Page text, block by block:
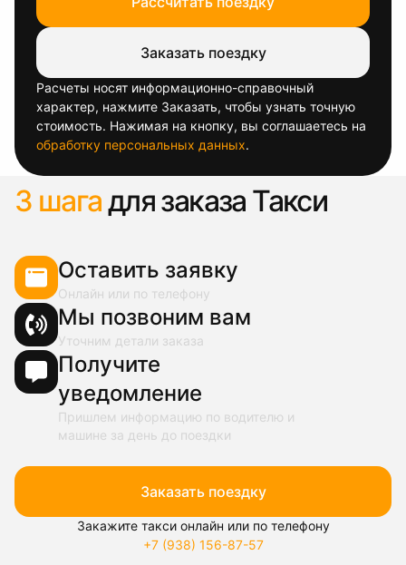
Заказать поездку
Расчеты носят информационно-справочный
характер, нажмите Заказать, чтобы узнать точную
стоимость. Нажимая на кнопку, вы соглашаетесь на
обработку персональных данных.
3 шагадля заказа Такси
Оставить заявку
Онлайн или по телефону
Мы позвоним вам
Уточним детали заказа
Получите
уведомление
Пришлем информацию по водителю и
машине за день до поездки
Заказать поездку
Закажите такси онлайн или по телефону
+7 (938) 156-87-57